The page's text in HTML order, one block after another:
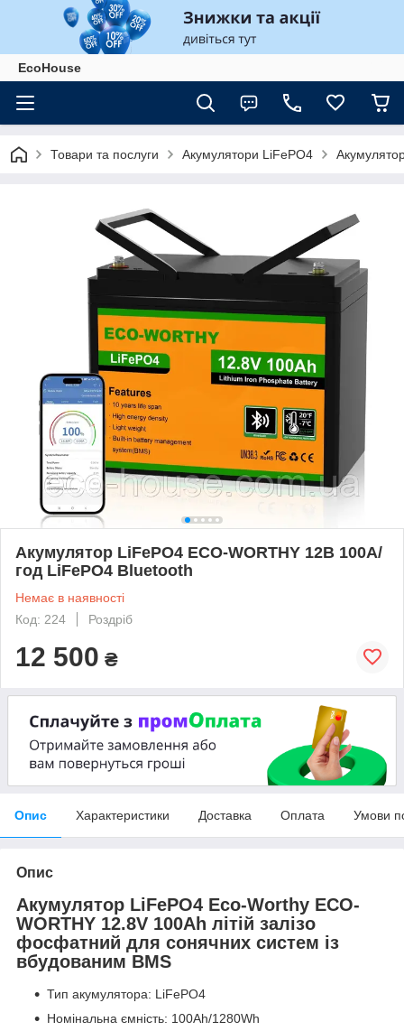
EcoHouse
Товари та послуги Акумулятори LiFePO4
Акумулятор LiFePO4 ECO-WORTHY 12В 100А/
год LiFePO4 Bluetooth
Немає в наявності
Код: 224
Роздріб
12 500 ₴
Опис Характеристики Доставка Оплата Умови
Опис
Акумулятор LiFePO4 Eco-Worthy ECO-
WORTHY 12.8V 100Ah літій залізо
фосфатний для сонячних систем із
вбудованим BMS
Тип акумулятора: LiFePO4
Номінальна ємність: 100Ah/1280Wh